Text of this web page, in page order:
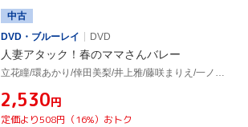
中古
DVD・ブルーレイ
DVD
人妻アタック！春のママさんバレー
¥2,530円
定価より508円（16%）おトク